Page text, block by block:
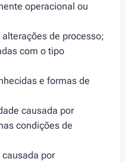
operacional ou
de processo;
com o tipo
e formas de
causada por
condições de
por